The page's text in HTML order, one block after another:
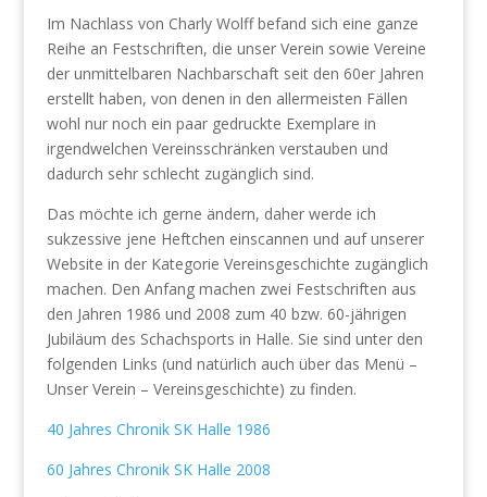
Im Nachlass von Charly Wolff befand sich eine ganze
Reihe an Festschriften, die unser Verein sowie Vereine
der unmittelbaren Nachbarschaft seit den 60er Jahren
erstellt haben, von denen in den allermeisten Fällen
wohl nur noch ein paar gedruckte Exemplare in
irgendwelchen Vereinsschränken verstauben und
dadurch sehr schlecht zugänglich sind.
Das möchte ich gerne ändern, daher werde ich
sukzessive jene Heftchen einscannen und auf unserer
Website in der Kategorie Vereinsgeschichte zugänglich
machen. Den Anfang machen zwei Festschriften aus
den Jahren 1986 und 2008 zum 40 bzw. 60-jährigen
Jubiläum des Schachsports in Halle. Sie sind unter den
folgenden Links (und natürlich auch über das Menü –
Unser Verein – Vereinsgeschichte) zu finden.
40 Jahres Chronik SK Halle 1986
60 Jahres Chronik SK Halle 2008